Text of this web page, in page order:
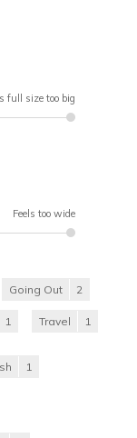
full size too big
Feels too wide
Going Out 2
1 Travel 1
1